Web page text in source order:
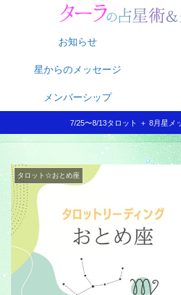
お知らせ
星からのメッセージ
メンバーシップ
7/25〜8/13タロット ＋ 8月星メ
タロット☆おとめ座